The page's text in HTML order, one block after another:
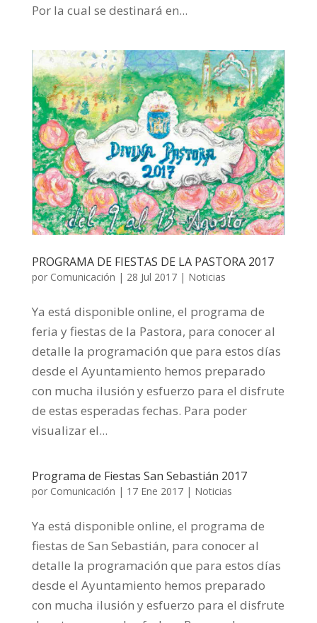
Por la cual se destinará en...
PROGRAMA DE FIESTAS DE LA PASTORA 2017
por Comunicación | 28 Jul 2017| Noticias
Ya está disponible online, el programa de
feria y fiestas de la Pastora, para conocer al
detalle la programación que para estos días
desde el Ayuntamiento hemos preparado
con mucha ilusión y esfuerzo para el disfrute
de estas esperadas fechas. Para poder
visualizar el...
Programa de Fiestas San Sebastián 2017
por Comunicación | 17 Ene 2017| Noticias
Ya está disponible online, el programa de
fiestas de San Sebastián, para conocer al
detalle la programación que para estos días
desde el Ayuntamiento hemos preparado
con mucha ilusión y esfuerzo para el disfrute